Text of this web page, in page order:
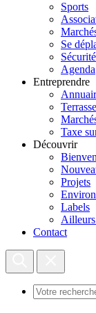
Sports
Se
Sécurité
Agenda
Entreprendre
Taxe
Découvrir
Projets
Labels
Contact